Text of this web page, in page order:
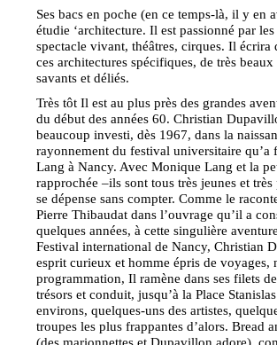
Ses bacs en poche (en ce temps-là, il y en
étudie ‘architecture. Il est passionné par
spectacle vivant, théâtres, cirques. Il écrira
ces architectures spécifiques, de très
savants et déliés.
Très tôt Il est au plus près des grandes
du début des années 60. Christian
beaucoup investi, dès 1967, dans la
rayonnement du festival universitaire qu’a
Lang à Nancy. Avec Monique Lang et la
rapprochée –ils sont tous très jeunes et très
se dépense sans compter. Comme le
Pierre Thibaudat dans l’ouvrage qu’il a
quelques années, à cette singulière
Festival international de Nancy, Christian
esprit curieux et homme épris de voyages,
programmation, Il ramène dans ses filets
trésors et conduit, jusqu’à la Place
environs, quelques-uns des artistes,
troupes les plus frappantes d’alors. Bread
(des marionnettes et Dupavillon adore),